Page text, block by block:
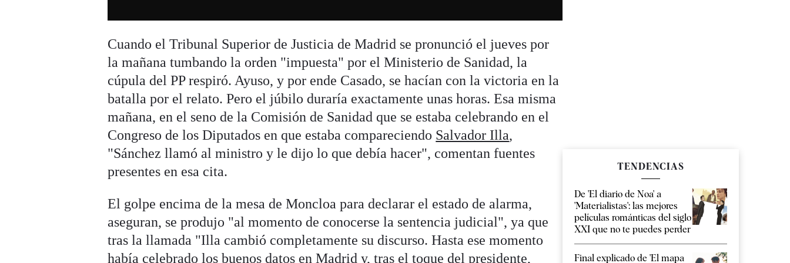
Cuando el Tribunal Superior de Justicia de Madrid se pronunció el jueves por
la mañana tumbando la orden "impuesta" por el Ministerio de Sanidad, la
cúpula del PP respiró. Ayuso, y por ende Casado, se hacían con la victoria en la
batalla por el relato. Pero el júbilo duraría exactamente unas horas. Esa misma
mañana, en el seno de la Comisión de Sanidad que se estaba celebrando en el
Congreso de los Diputados en que estaba compareciendo Salvador Illa,
"Sánchez llamó al ministro y le dijo lo que debía hacer", comentan fuentes
presentes en esa cita.
El golpe encima de la mesa de Moncloa para declarar el estado de alarma,
aseguran, se produjo "al momento de conocerse la sentencia judicial", ya que
tras la llamada "Illa cambió completamente su discurso. Hasta ese momento
había celebrado los buenos datos en Madrid y, tras el toque del presidente,
TENDENCIAS
De 'El diario de Noa' a
'Materialistas': las mejores
películas románticas del siglo
XXI que no te puedes perder
Final explicado de 'El mapa